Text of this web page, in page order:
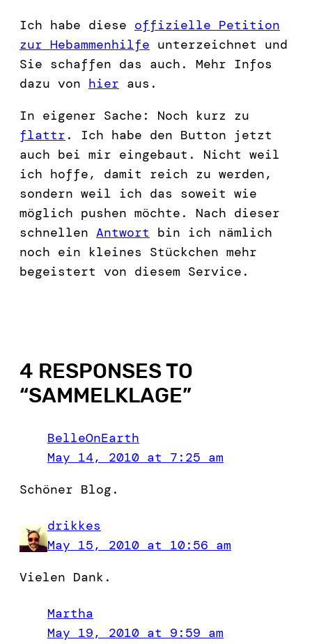
Ich habe diese offizielle Petition
zur Hebammenhilfe unterzeichnet und
Sie schaffen das auch. Mehr Infos
dazu von hier aus.
In eigener Sache: Noch kurz zu
flattr . Ich habe den Button jetzt
auch bei mir eingebaut. Nicht weil
ich hoffe, damit reich zu werden,
sondern weil ich das soweit wie
möglich pushen möchte. Nach dieser
schnellen Antwort bin ich nämlich
noch ein kleines Stückchen mehr
begeistert von diesem Service.
4 RESPONSES TO
“SAMMELKLAGE”
BelleOnEarth
May 14, 2010 at 7:25 am
Schöner Blog.
drikkes
May 15, 2010 at 10:56 am
Vielen Dank.
Martha
May 19, 2010 at 9:59 am